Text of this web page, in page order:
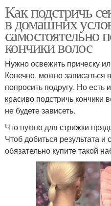
Как подстричь
в домашних
самостоятельно
кончики волос
Нужно освежить прическу
Конечно, можно записаться
попросить подругу. Но есть
красиво подстричь кончики
не будете зависеть.
Что нужно для стрижки
Чтоб добиться результата и
обязательно купите такой